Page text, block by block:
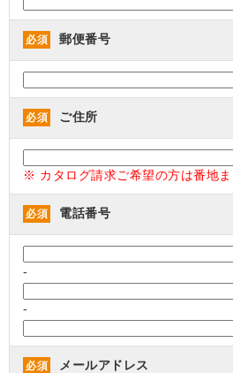
必須 郵便番号
必須 ご住所
※ カタログ請求ご希望の方は番地
必須 電話番号
-
-
必須 メールアドレス